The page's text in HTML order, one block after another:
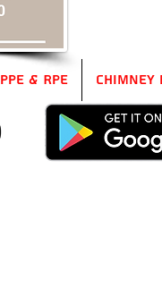
PPE & RPE Chimney